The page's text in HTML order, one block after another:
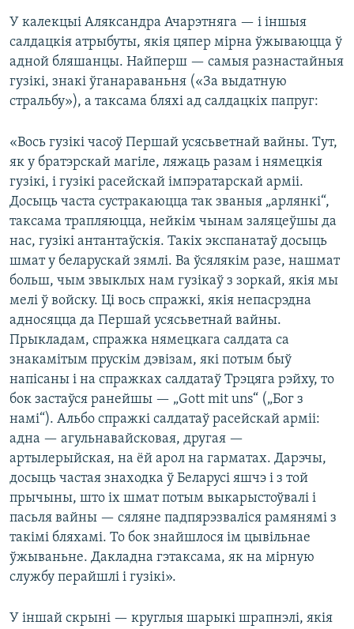
У калекцыі Аляксандра Ачарэтняга — і іншыя
салдацкія атрыбуты, якія цяпер мірна ўжываюцца ў
адной бляшанцы. Найперш — самыя разнастайныя
гузікі, знакі ўганараваньня («За выдатную
стральбу»), а таксама бляхі ад салдацкіх папруг:
«Вось гузікі часоў Першай усясьветнай вайны. Тут,
як у братэрскай магіле, ляжаць разам і нямецкія
гузікі, і гузікі расейскай імпэратарскай арміі.
Досыць часта сустракаюцца так званыя „арлянкі“,
таксама трапляюцца, нейкім чынам заляцеўшы да
нас, гузікі антантаўскія. Такіх экспанатаў досыць
шмат у беларускай зямлі. Ва ўсялякім разе, нашмат
больш, чым звыклых нам гузікаў з зоркай, якія мы
мелі ў войску. Ці вось спражкі, якія непасрэдна
адносяцца да Першай усясьветнай вайны.
Прыкладам, спражка нямецкага салдата са
знакамітым прускім дэвізам, які потым быў
напісаны і на спражках салдатаў Трэцяга рэйху, то
бок застаўся ранейшы — „Gott mit uns“ („Бог з
намі“). Альбо спражкі салдатаў расейскай арміі:
адна — агульнавайсковая, другая —
артылерыйская, на ёй арол на гарматах. Дарэчы,
досыць частая знаходка ў Беларусі яшчэ і з той
прычыны, што іх шмат потым выкарыстоўвалі і
пасьля вайны — сяляне падпярэзваліся рамянямі з
такімі бляхамі. То бок знайшлося ім цывільнае
ўжываньне. Дакладна гэтаксама, як на мірную
службу перайшлі і гузікі».
У іншай скрыні — круглыя шарыкі шрапнэлі, якія